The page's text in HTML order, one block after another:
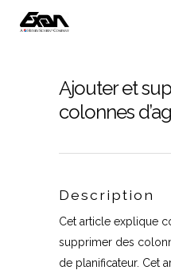
Ajouter et
colonnes
Description
Cet article explique
supprimer des
de planificateur. Cet